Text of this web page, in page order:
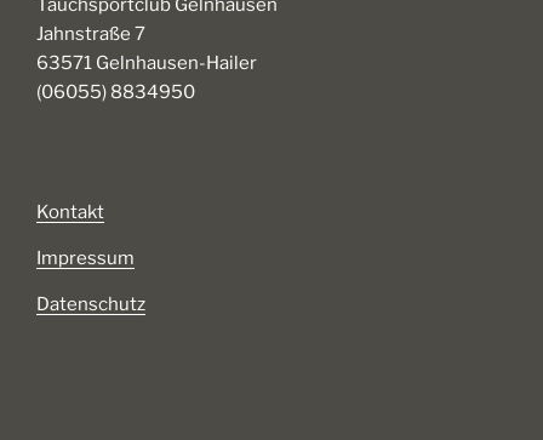
Tauchsportclub Gelnhausen
Jahnstraße 7
63571 Gelnhausen-Hailer
(06055) 8834950
Kontakt
Impressum
Datenschutz